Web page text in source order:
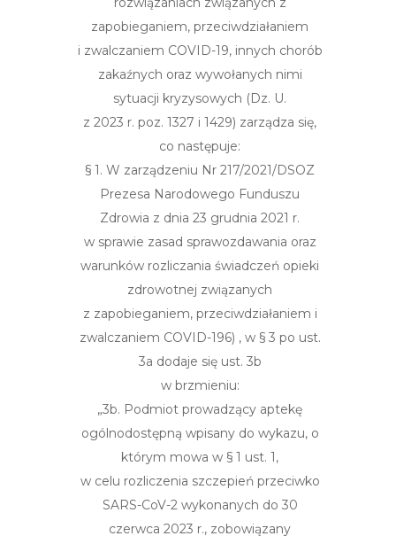
zapobieganiem, przeciwdziałaniem
i zwalczaniem COVID-19, innych chorób
zakaźnych oraz wywołanych nimi
sytuacji kryzysowych (Dz. U.
z 2023 r. poz. 1327 i 1429) zarządza się,
co następuje:
§ 1. W zarządzeniu Nr 217/2021/DSOZ
Prezesa Narodowego Funduszu
Zdrowia z dnia 23 grudnia 2021 r.
w sprawie zasad sprawozdawania oraz
warunków rozliczania świadczeń opieki
zdrowotnej związanych
z zapobieganiem, przeciwdziałaniem i
zwalczaniem COVID-196) , w § 3 po ust.
3a dodaje się ust. 3b
w brzmieniu:
„3b. Podmiot prowadzący aptekę
ogólnodostępną wpisany do wykazu, o
którym mowa w § 1 ust. 1,
w celu rozliczenia szczepień przeciwko
SARS-CoV-2 wykonanych do 30
czerwca 2023 r., zobowiązany